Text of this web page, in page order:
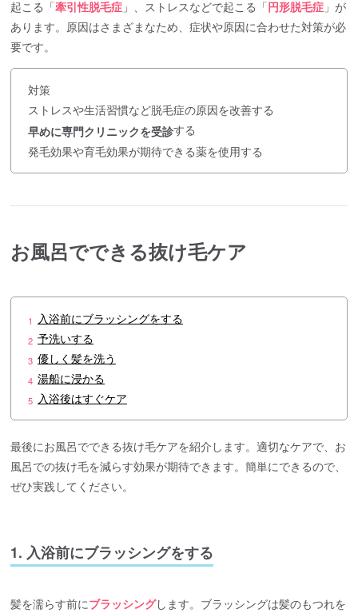
起こる「牽引性脱毛症 」、ストレスなどで起こる「円形脱毛症 」が
あります。原因はさまざまなため、症状や原因に合わせた対策が必
要です。
対策
ストレスや生活習慣など脱毛症の原因を改善する
早めに専門クリニックを受診する
発毛効果や育毛効果が期待できる薬を使用する
お風呂でできる抜け毛ケア
1 入浴前にブラッシングをする
2 予洗いする
3 優しく髪を洗う
4 湯船に浸かる
5 入浴後はすぐケア
最後にお風呂でできる抜け毛ケアを紹介します。適切なケアで、お
風呂での抜け毛を減らす効果が期待できます。簡単にできるので、
ぜひ実践してください。
1. 入浴前にブラッシングをする
髪を濡らす前にブラッシングします。ブラッシングは髪のもつれを